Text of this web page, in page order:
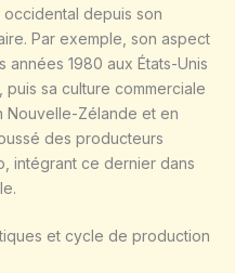
occidental depuis son
Par exemple, son aspect
1980 aux États-Unis
sa culture commerciale
Nouvelle-Zélande et en
des producteurs
intégrant ce dernier dans
et cycle de production